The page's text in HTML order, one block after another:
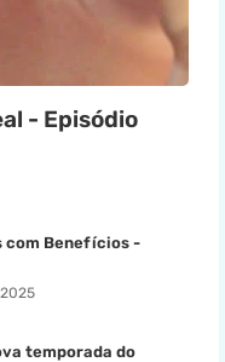
- Episódio
com Benefícios -
temporada do